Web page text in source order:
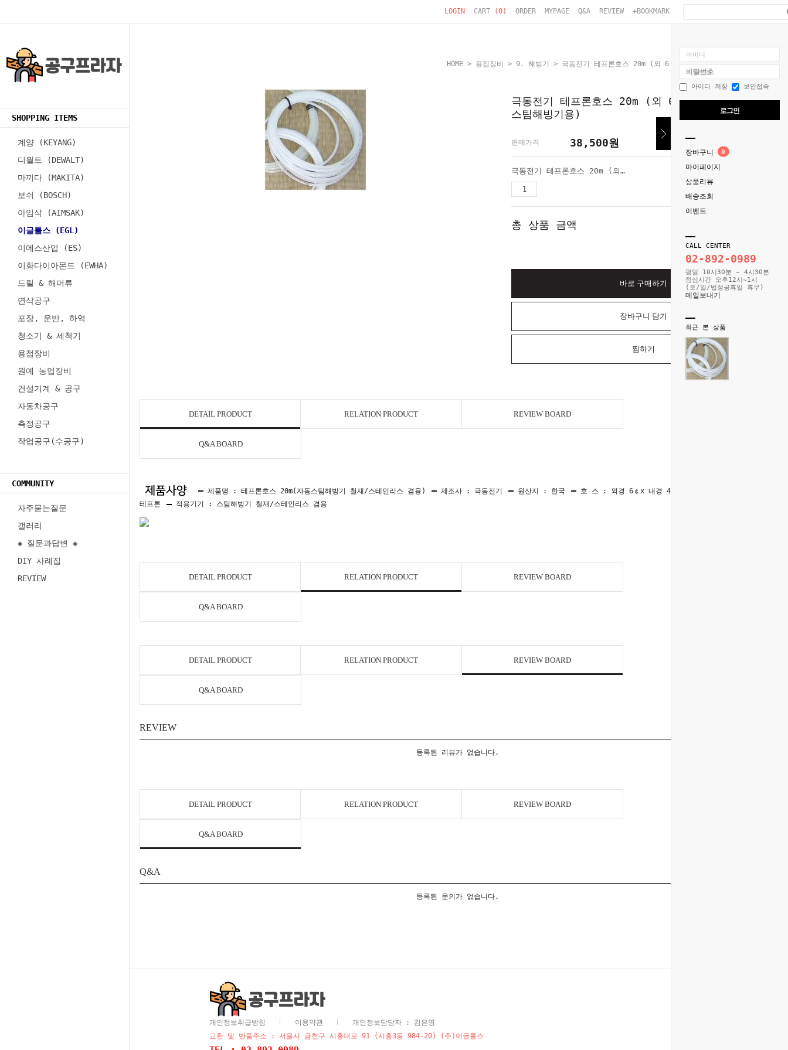
LOGIN CART (0) ORDER MYPAGE Q&A REVIEW +BOOKMARK
SHOPPING ITEMS
계양 (KEYANG)
디월트 (DEWALT)
마끼다 (MAKITA)
보쉬 (BOSCH)
아임삭 (AIMSAK)
이글툴스 (EGL)
이에스산업 (ES)
이화다이아몬드 (EWHA)
드릴 & 해머류
연삭공구
포장, 운반, 하역
청소기 & 세척기
용접장비
원예 농업장비
건설기계 & 공구
자동차공구
측정공구
작업공구(수공구)
COMMUNITY
자주묻는질문
갤러리
◈ 질문과답변 ◈
DIY 사례집
REVIEW
아이디
비밀번호
아이디 저장
보안접속
로그인
장바구니 0
마이페이지
상품리뷰
배송조회
이벤트
CALL CENTER
02-892-0989
평일 10시30분 ~ 4시30분
점심시간 오후12시~1시
(토/일/법정공휴일 휴무)
메일보내기
최근 본 상품
HOME > 용접장비 > 9. 해빙기 > 극동전기 테프론호스 20m (외 6￠x 내 4￠, 자동스팀해빙기용)
극동전기 테프론호스 20m (외 6￠x 내 4￠, 자동
스팀해빙기용)
판매가격 38,500원
극동전기 테프론호스 20m (외 6￠x 내 4￠, 자동스팀해빙기용)
총 상품 금액
바로 구매하기
장바구니 담기
찜하기
DETAIL PRODUCT RELATION PRODUCT REVIEW BOARD
Q&A BOARD
제품명 : 테프론호스 20m(자동스팀해빙기 철재/스테인리스 겸용) 제조사 : 극동전기 원산지 : 한국 호 스 : 외경 6￠x 내경 4￠x 길이 20m
테프론
적용기기 : 스팀해빙기 철재/스테인리스 겸용
DETAIL PRODUCT RELATION PRODUCT REVIEW BOARD
Q&A BOARD
DETAIL PRODUCT RELATION PRODUCT REVIEW BOARD
Q&A BOARD
REVIEW
등록된 리뷰가 없습니다.
DETAIL PRODUCT RELATION PRODUCT REVIEW BOARD
Q&A BOARD
Q&A
등록된 문의가 없습니다.
개인정보취급방침 이용약관
개인정보담당자 : 김은영
교환 및 반품주소 : 서울시 금천구 시흥대로 91 (시흥3동 984-20) (주)이글툴스